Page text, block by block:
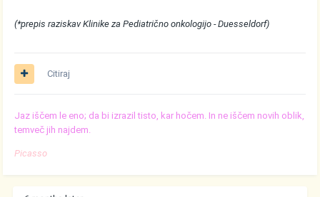
(*prepis raziskav Klinike za Pediatrično onkologijo - Duesseldorf)
Citiraj
Jaz iščem le eno; da bi izrazil tisto, kar hočem. In ne iščem novih oblik,
temveč jih najdem.
Picasso